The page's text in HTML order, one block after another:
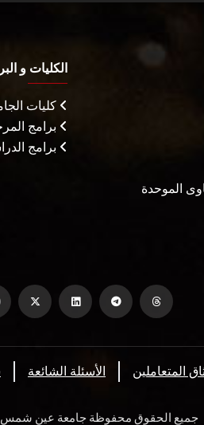
الموحدة
الكليات و
كليات
برامج
برامج
الأسئلة الشائعة المتعاملين
جميع الحقوق محفوظة جامعة عين شمس -